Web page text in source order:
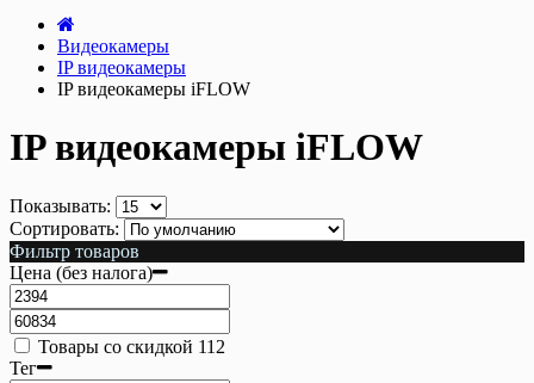
Видеокамеры
IP видеокамеры
IP видеокамеры iFLOW
IP видеокамеры iFLOW
Показывать:
Сортировать:
Фильтр товаров
Цена (без налога)
Товары со скидкой 112
Тег